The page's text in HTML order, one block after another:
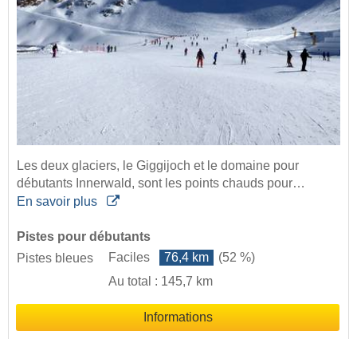
Les deux glaciers, le Giggijoch et le domaine pour
débutants Innerwald, sont les points chauds pour…
En savoir plus
Pistes pour débutants
Pistes bleues
Faciles 76,4 km
(52 %)
Au total : 145,7 km
Informations